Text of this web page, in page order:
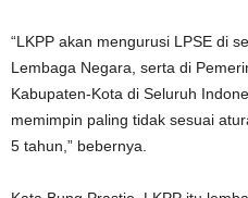
“LKPP akan mengurusi LPSE di
Lembaga Negara, serta di
Kabupaten-Kota di Seluruh
memimpin paling tidak sesuai
5 tahun,” bebernya.